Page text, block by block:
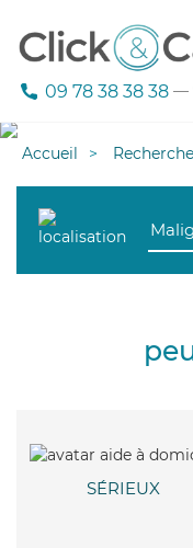
09 78 38 38 38 —
Accueil
SÉRIEUX